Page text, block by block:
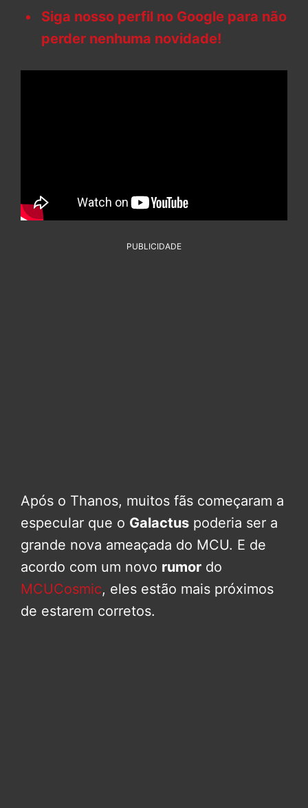
Siga nosso perfil no Google para não
perder nenhuma novidade!
PUBLICIDADE
Após o Thanos, muitos fãs começaram a
especular que o Galactus poderia ser a
grande nova ameaçada do MCU. E de
acordo com um novo rumor do
MCUCosmic, eles estão mais próximos
de estarem corretos.